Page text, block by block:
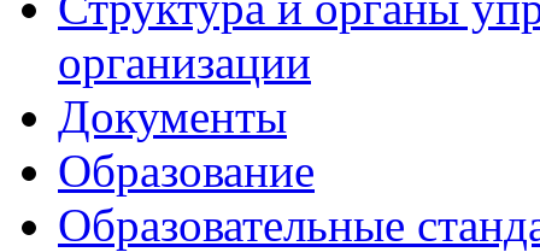
организации
Документы
Образование
Образовательные